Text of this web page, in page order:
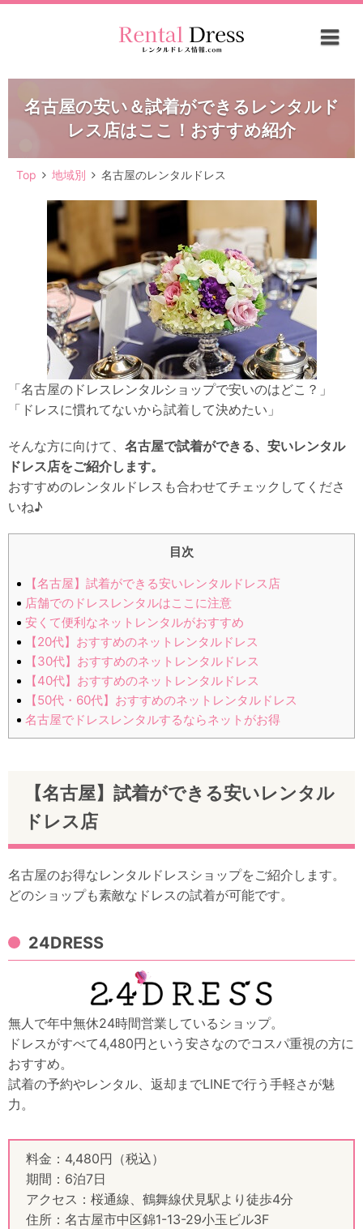
名古屋の安い＆試着ができるレンタルド
レス店はここ！おすすめ紹介
Top 地域別 名古屋のレンタルドレス
「名古屋のドレスレンタルショップで安いのはどこ？」
「ドレスに慣れてないから試着して決めたい」
そんな方に向けて、 名古屋で試着ができる、安いレンタル
ドレス店をご紹介します。
おすすめのレンタルドレスも合わせてチェックしてくださ
いね♪
目次
【名古屋】試着ができる安いレンタルドレス店
店舗でのドレスレンタルはここに注意
安くて便利なネットレンタルがおすすめ
【20代】おすすめのネットレンタルドレス
【30代】おすすめのネットレンタルドレス
【40代】おすすめのネットレンタルドレス
【50代・60代】おすすめのネットレンタルドレス
名古屋でドレスレンタルするならネットがお得
【名古屋】試着ができる安いレンタル
ドレス店
名古屋のお得なレンタルドレスショップをご紹介します。
どのショップも素敵なドレスの試着が可能です。
24DRESS
無人で年中無休24時間営業しているショップ。
ドレスがすべて4,480円という安さなのでコスパ重視の方に
おすすめ。
試着の予約やレンタル、返却までLINEで行う手軽さが魅
力。
料金：4,480円（税込）
期間：6泊7日
アクセス：桜通線、鶴舞線伏見駅より徒歩4分
住所：名古屋市中区錦1-13-29小玉ビル3F